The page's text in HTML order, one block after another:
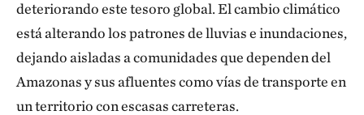
deteriorando este tesoro global. El cambio climático
está alterando los patrones de lluvias e inundaciones,
dejando aisladas a comunidades que dependen del
Amazonas y sus afluentes como vías de transporte en
un territorio con escasas carreteras.